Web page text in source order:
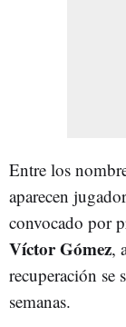
Entre los
aparecen
convocado por
VíctorGómez,
recuperación se
semanas.